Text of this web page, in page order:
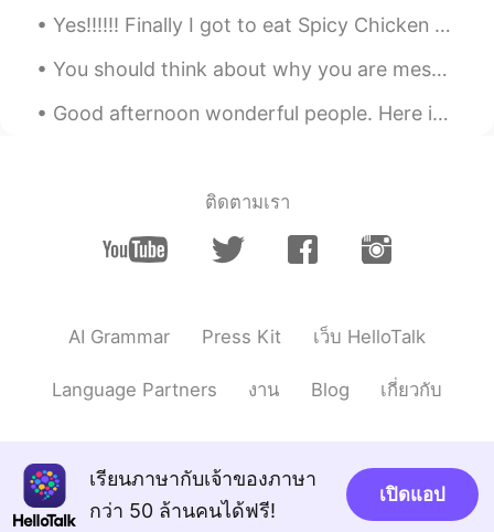
운 관계" 이 말과 공감해요 저도 한 2~3년 전
이야기를 다 하려면 얘기가 너무 길어지지만
우리 부모님은 둘다 서울대출신이기 때문에
었어요 특히 고등학교때 많이 심해져서 인간
취급을 안해주시는 거 같았었고 너무 힘들었
어요 이제는 부모님의 마음을 조금 다 잘 이
해하게 됐었지만 아직 많은 부분으로 부족하
인 작업)인 거 같아요 선민님 생각도 나눠주
올리 2019.05.09 15:12
@김지현
도움이 되셨다니 다행이네요 무슨
일인지 모르겠지만 이제 마음이 좀 더 편해
지시길 바랍니다~
Yes!!!!!! Finally I got to eat Spicy Chicken Feet in Singapore!!!! It taste similar to the ones i...
You should think about why you are messaging someone. Make a conversation. If someone has 50 mess...
Good afternoon wonderful people. Here is a poem for you! We mourn the broken things, chair legs...
ติดตามเรา
AI Grammar Press Kit เว็บ HelloTalk
Language Partners งาน Blog เกี่ยวกับ
เรียนภาษากับเจ้าของภาษา
กว่า 50 ล้านคนได้ฟรี!
เปิดแอป